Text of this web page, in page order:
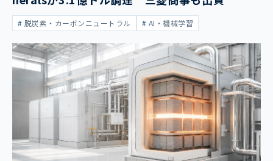
脱炭素・カーボンニュートラル AI・機械学習